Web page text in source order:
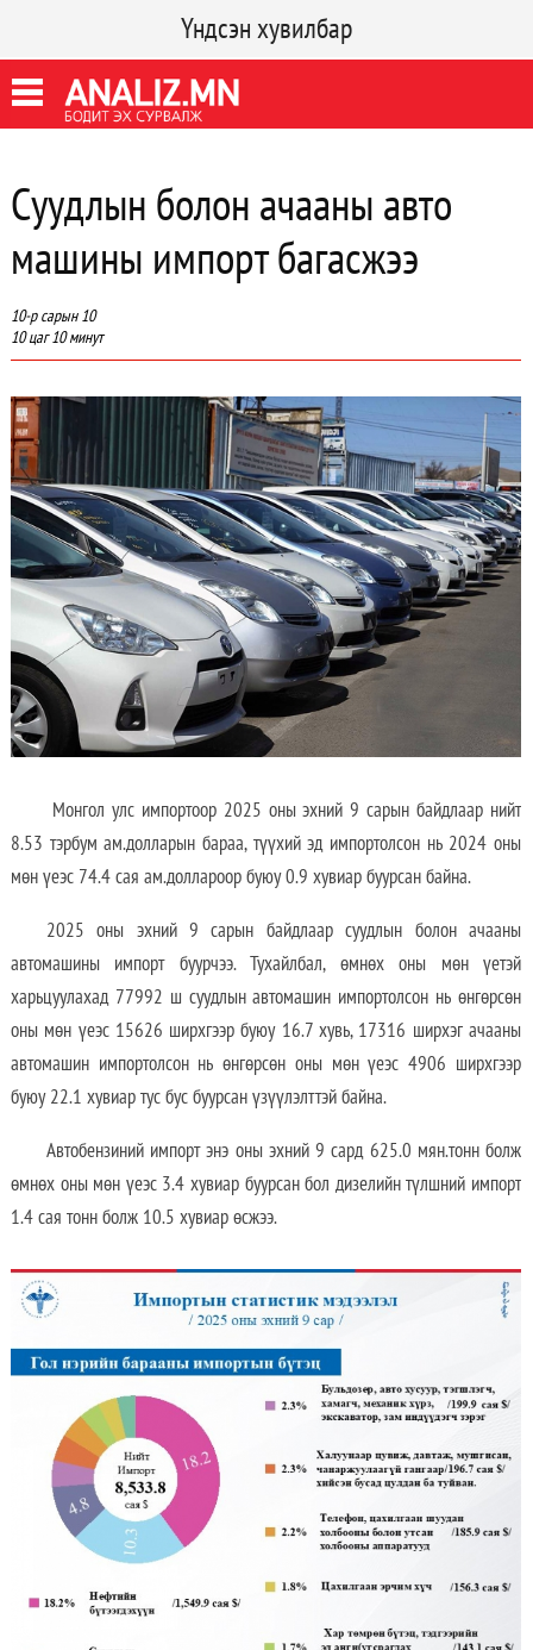
Үндсэн хувилбар
Суудлын болон ачааны авто
машины импорт багасжээ
10-р сарын 10
10 цаг 10 минут
Монгол улс импортоор 2025 оны эхний 9 сарын байдлаар нийт
8.53 тэрбум ам.долларын бараа, түүхий эд импортолсон нь 2024 оны
мөн үеэс 74.4 сая ам.доллароор буюу 0.9 хувиар буурсан байна.
2025 оны эхний 9 сарын байдлаар суудлын болон ачааны
автомашины импорт буурчээ. Тухайлбал, өмнөх оны мөн үетэй
харьцуулахад 77992 ш суудлын автомашин импортолсон нь өнгөрсөн
оны мөн үеэс 15626 ширхгээр буюу 16.7 хувь, 17316 ширхэг ачааны
автомашин импортолсон нь өнгөрсөн оны мөн үеэс 4906 ширхгээр
буюу 22.1 хувиар тус бус буурсан үзүүлэлттэй байна.
Автобензиний импорт энэ оны эхний 9 сард 625.0 мян.тонн болж
өмнөх оны мөн үеэс 3.4 хувиар буурсан бол дизелийн түлшний импорт
1.4 сая тонн болж 10.5 хувиар өсжээ.